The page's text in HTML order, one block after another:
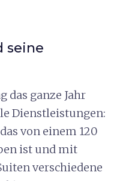
seine
das ganze Jahr
Dienstleistungen:
von einem 120
ist und mit
verschiedene